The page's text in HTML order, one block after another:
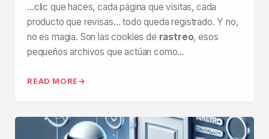
…clic que haces, cada página que visitas, cada
producto que revisas… todo queda registrado. Y no,
no es magia. Son las cookies de rastreo, esos
pequeños archivos que actúan como…
READ MORE